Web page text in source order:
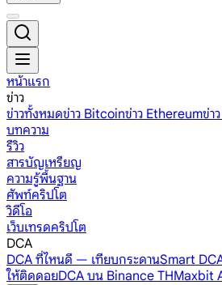
หน้าแรก
ข่าว
ข่าวทั้งหมดข่าว Bitcoinข่าว Ethereumข่า
บทความ
รีวิว
สารบัญเหรียญ
ความรู้พื้นฐาน
ศัพท์คริปโต
วิดีโอ
เว็บเทรดคริปโต
DCA
DCA ที่ไหนดี — เทียบกระดานSmart
ให้ติดดอยDCA บน Binance THMaxbit